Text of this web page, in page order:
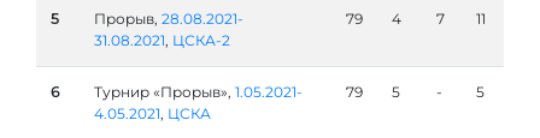
5 Прорыв, 28.08.2021-
31.08.2021, ЦСКА-2
79 4 7 11
6 Турнир «Прорыв», 1.05.2021-
4.05.2021, ЦСКА
79 5 - 5